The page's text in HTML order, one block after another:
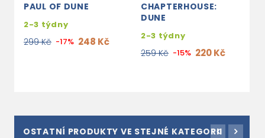
PAUL OF DUNE
2-3 týdny
299 Kč -17% 248 Kč
CHAPTERHOUSE:
DUNE
2-3 týdny
259 Kč -15% 220 Kč
OSTATNÍ PRODUKTY VE STEJNÉ KATEGORII